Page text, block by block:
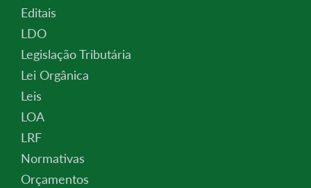
Editais
LDO
Legislação Tributária
Lei Orgânica
Leis
LOA
LRF
Normativas
Orçamentos